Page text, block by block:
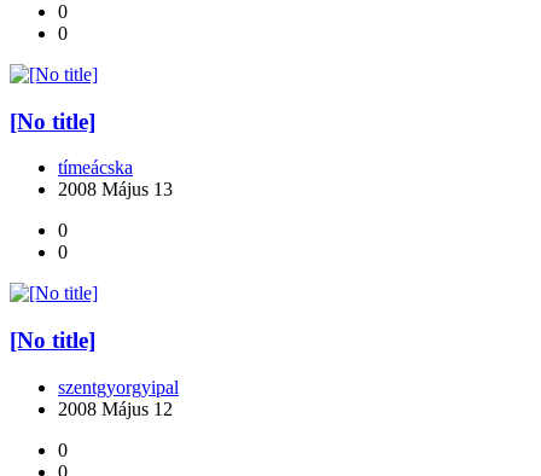
0
0
[No title]
tímeácska
2008 Május 13
0
0
[No title]
szentgyorgyipal
2008 Május 12
0
0